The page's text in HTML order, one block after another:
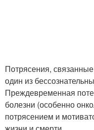
Потрясения,
один из
Преждевременная
болезни (особенно
потрясением и